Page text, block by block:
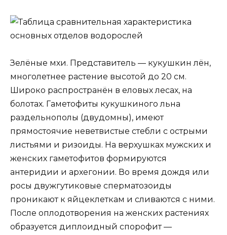
Зелёные мхи. Представитель — кукушкин лён,
многолетнее растение высотой до 20 см.
Широко распространён в еловых лесах, на
болотах. Гаметофиты кукушкиного льна
раздельнополы (двудомны), имеют
прямостоячие неветвистые стебли с острыми
листьями и ризоиды. На верхушках мужских и
женских гаметофитов формируются
антеридии и архегонии. Во время дождя или
росы двужгутиковые сперматозоиды
проникают к яйцеклеткам и сливаются с ними.
После оплодотворения на женских растениях
образуется диплоидный спорофит —